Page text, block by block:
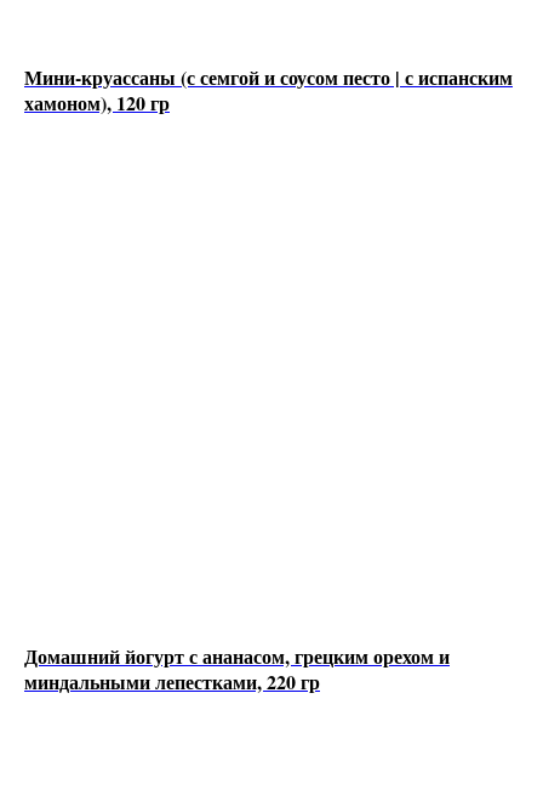
Мини-круассаны (с семгой и соусом песто | с испанским
хамоном), 120 гр
Домашний йогурт с ананасом, грецким орехом и
миндальными лепестками, 220 гр